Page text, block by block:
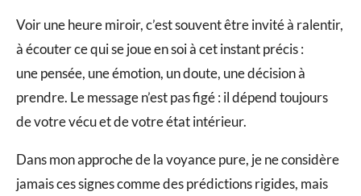
Voir une heure miroir, c’est souvent être invité à ralentir,
à écouter ce qui se joue en soi à cet instant précis :
une pensée, une émotion, un doute, une décision à
prendre. Le message n’est pas figé : il dépend toujours
de votre vécu et de votre état intérieur.
Dans mon approche de la voyance pure, je ne considère
jamais ces signes comme des prédictions rigides, mais